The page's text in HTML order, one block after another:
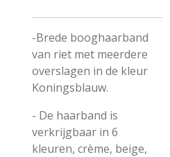
-Brede booghaarband
van riet met meerdere
overslagen in de kleur
Koningsblauw.
- De haarband is
verkrijgbaar in 6
kleuren, crème, beige,